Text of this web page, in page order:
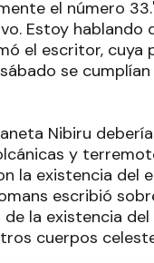
el número
Estoy hablando
el escritor,
se
Nibiru
y
la existencia del
escribió
la existencia
cuerpos